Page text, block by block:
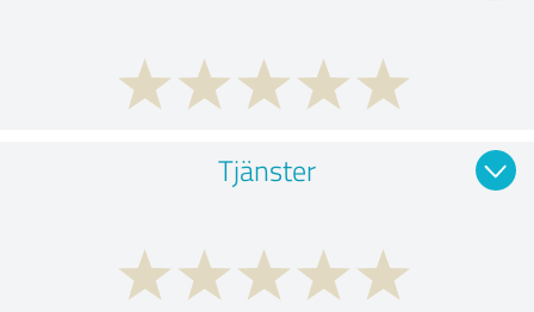
Tjänster